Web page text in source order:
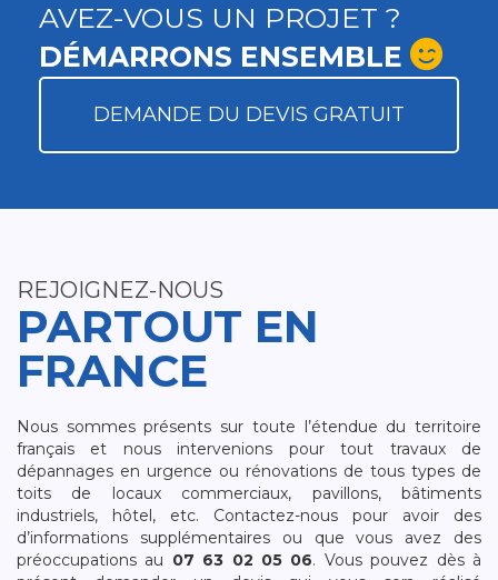
AVEZ-VOUS UN PROJET ?
DÉMARRONS ENSEMBLE
DEMANDE DU DEVIS GRATUIT
REJOIGNEZ-NOUS
PARTOUT EN
FRANCE
Nous sommes présents sur toute l’étendue du territoire
français et nous intervenions pour tout travaux de
dépannages en urgence ou rénovations de tous types de
toits de locaux commerciaux, pavillons, bâtiments
industriels, hôtel, etc. Contactez-nous pour avoir des
d’informations supplémentaires ou que vous avez des
préoccupations au 07 63 02 05 06. Vous pouvez dès à